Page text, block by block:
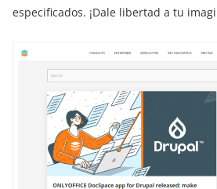
especificados. ¡Dale libertad a tu